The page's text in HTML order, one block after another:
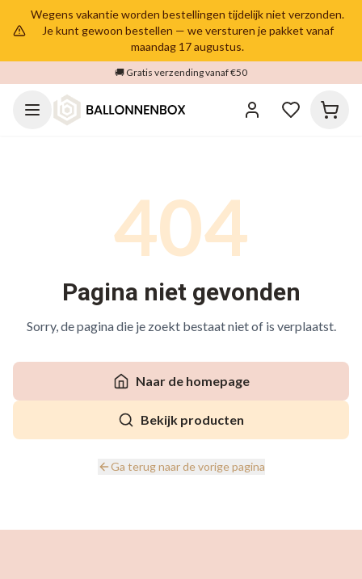
Wegens vakantie worden bestellingen tijdelijk niet verzonden.
Je kunt gewoon bestellen — we versturen je pakket vanaf
maandag 17 augustus.
🚚 Gratis verzending vanaf €50
404
Pagina niet gevonden
Sorry, de pagina die je zoekt bestaat niet of is verplaatst.
Naar de homepage
Bekijk producten
Ga terug naar de vorige pagina